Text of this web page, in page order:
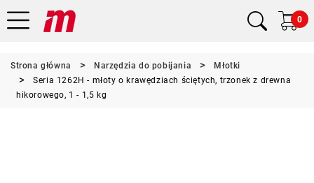
0
Strona główna Narzędzia do pobijania
Młotki
Seria 1262H - młoty o krawędziach ściętych, trzonek z drewna
hikorowego, 1 - 1,5 kg